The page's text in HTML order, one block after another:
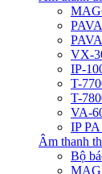
VX-
IP-
T-
T-
VA-
IP PA
Âm thanh
Bộ